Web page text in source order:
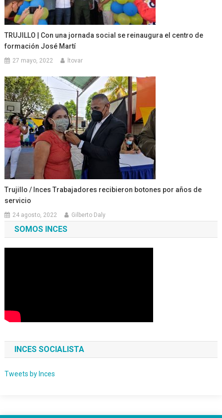
TRUJILLO | Con una jornada social se reinaugura el centro de
formación José Martí
27 mayo, 2022 ltovar
Trujillo / Inces Trabajadores recibieron botones por años de
servicio
24 agosto, 2022 Gilberto Daly
SOMOS INCES
INCES SOCIALISTA
Tweets by Inces